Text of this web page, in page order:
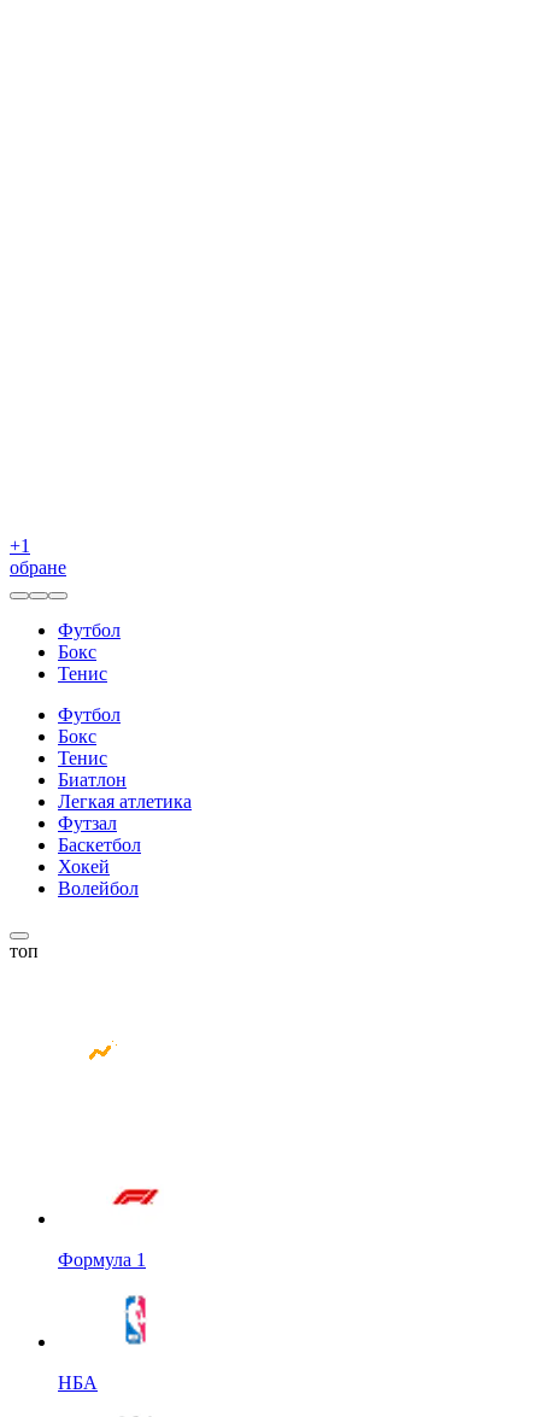
+1
обране
Футбол
Бокс
Тенис
Футбол
Бокс
Тенис
Биатлон
Легкая атлетика
Футзал
Баскетбол
Хокей
Волейбол
топ
Формула 1
НБА